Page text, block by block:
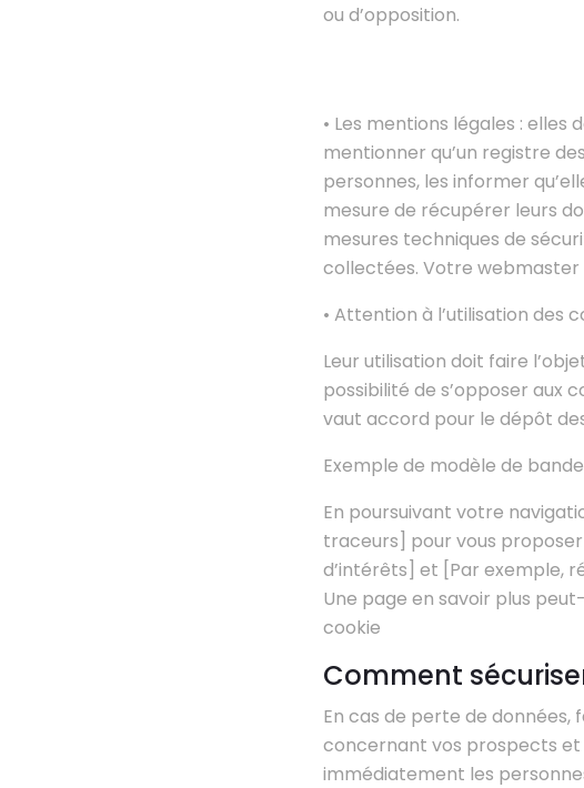
ou d’opposition.
• Les mentions légales :
mentionner qu’un registre
personnes, les informer
mesure de récupérer leurs
mesures techniques de
collectées. Votre webmaster
• Attention à l’utilisation des
Leur utilisation doit faire
possibilité de s’opposer aux
vaut accord pour le dépôt
Exemple de modèle de
En poursuivant votre
traceurs] pour vous
d’intérêts] et [Par exemple,
Une page en savoir plus
cookie
Comment
En cas de perte de données,
concernant vos prospects et
immédiatement les